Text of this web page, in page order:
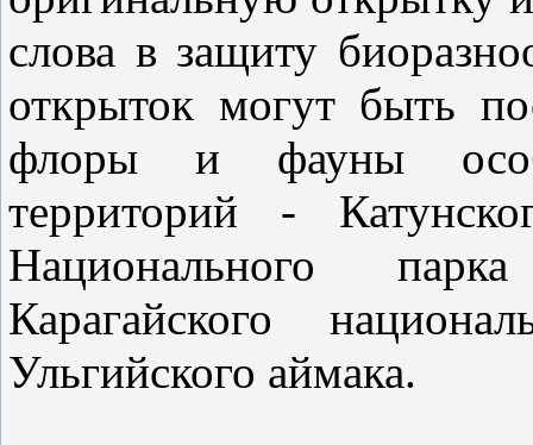
слова в защиту
открыток могут быть
флоры и фауны
территорий -
Национального
Карагайского
Ульгийского аймака.